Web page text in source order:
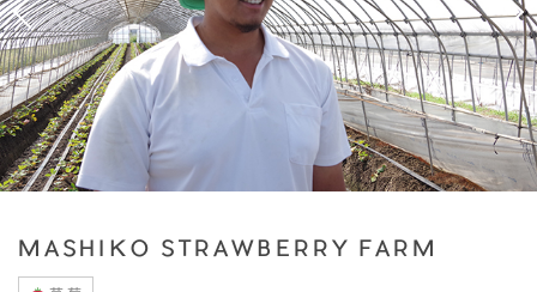
MASHIKO STRAWBERRY FARM